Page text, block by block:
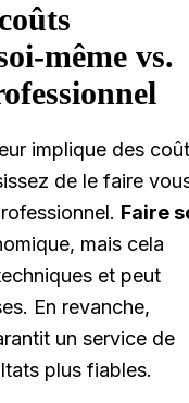
même vs.
implique des
de le faire
Faire
mais cela
et peut
En revanche,
un service de
plus fiables.